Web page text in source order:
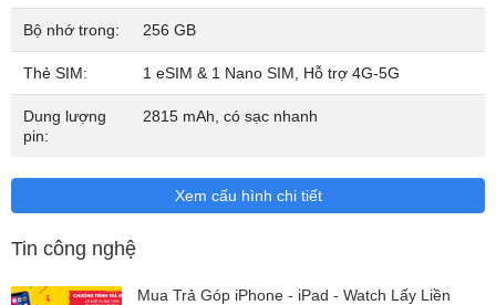
Bộ nhớ trong: 256 GB
Thẻ SIM: 1 eSIM & 1 Nano SIM, Hỗ trợ 4G-5G
Dung lượng
pin:
2815 mAh, có sạc nhanh
Xem cấu hình chi tiết
Tin công nghệ
Mua Trả Góp iPhone - iPad - Watch Lấy Liền